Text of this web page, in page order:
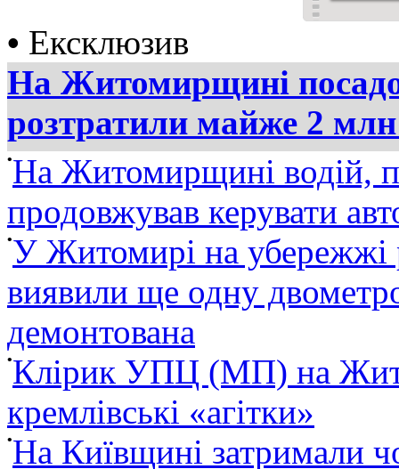
• Ексклюзив
На Житомирщині
розтратили майже 2
•На Житомирщині водій,
продовжував керувати
•У Житомирі на убережжі
виявили ще одну
демонтована
•Клірик УПЦ (МП) на
кремлівські «агітки»
•На Київщині затримали